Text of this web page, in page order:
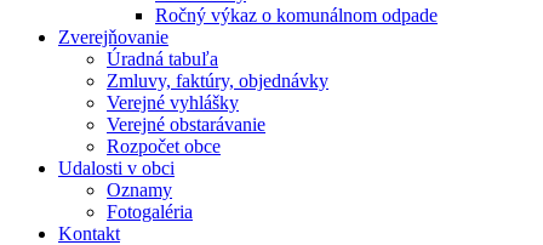
Ročný výkaz o komunálnom odpade
Zverejňovanie
Úradná tabuľa
Zmluvy, faktúry, objednávky
Verejné vyhlášky
Verejné obstarávanie
Rozpočet obce
Udalosti v obci
Oznamy
Fotogaléria
Kontakt